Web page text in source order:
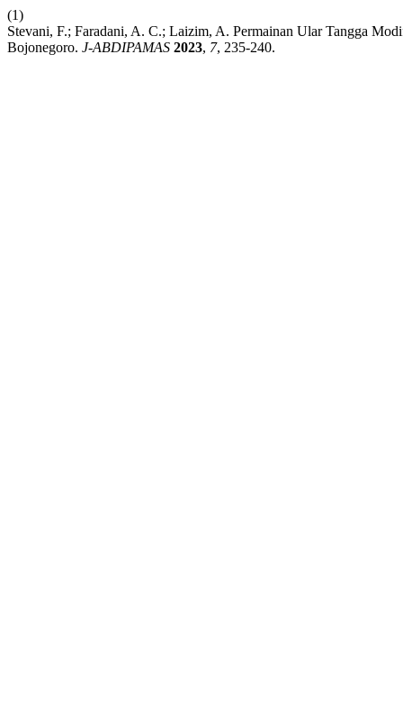
(1)
Stevani, F.; Faradani, A. C.; Laizim, A. Permainan Ular Tangga
Bojonegoro. J-ABDIPAMAS 2023, 7, 235-240.